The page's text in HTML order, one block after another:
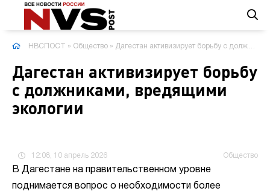
НВСПОСТ » Общество » Дагестан активизирует борьбу с должниками, вредящими экологии
Дагестан активизирует борьбу
с должниками, вредящими
экологии
12:08, 10 апрель 2026 Общество
В Дагестане на правительственном уровне
поднимается вопрос о необходимости более